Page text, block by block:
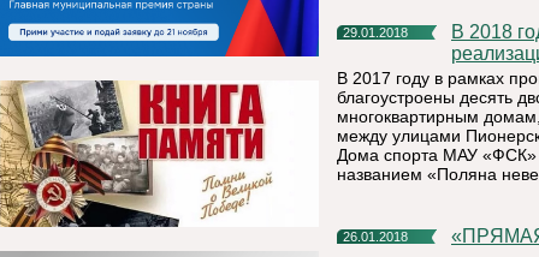
29.01.2018
В 2018 году в Княжпогостском районе продолжится
В 2017 году в рамках
благоустроены десять
многоквартирным
между улицами
Дома спорта МАУ «ФСК»
названием «Поляна
26.01.2018